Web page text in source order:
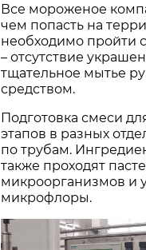
Все мороженое
чем попасть на
необходимо пройти
– отсутствие
тщательное мытье
средством.
Подготовка смеси
этапов в разных
по трубам.
также проходят
микроорганизмов и
микрофлоры.